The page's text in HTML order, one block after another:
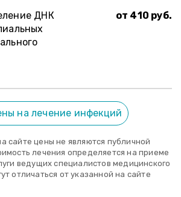
ДНК
от 410 руб.
на лечение инфекций
сайте цены не являются публичной
лечения определяется на приеме
ведущих специалистов медицинского
отличаться от указанной на сайте